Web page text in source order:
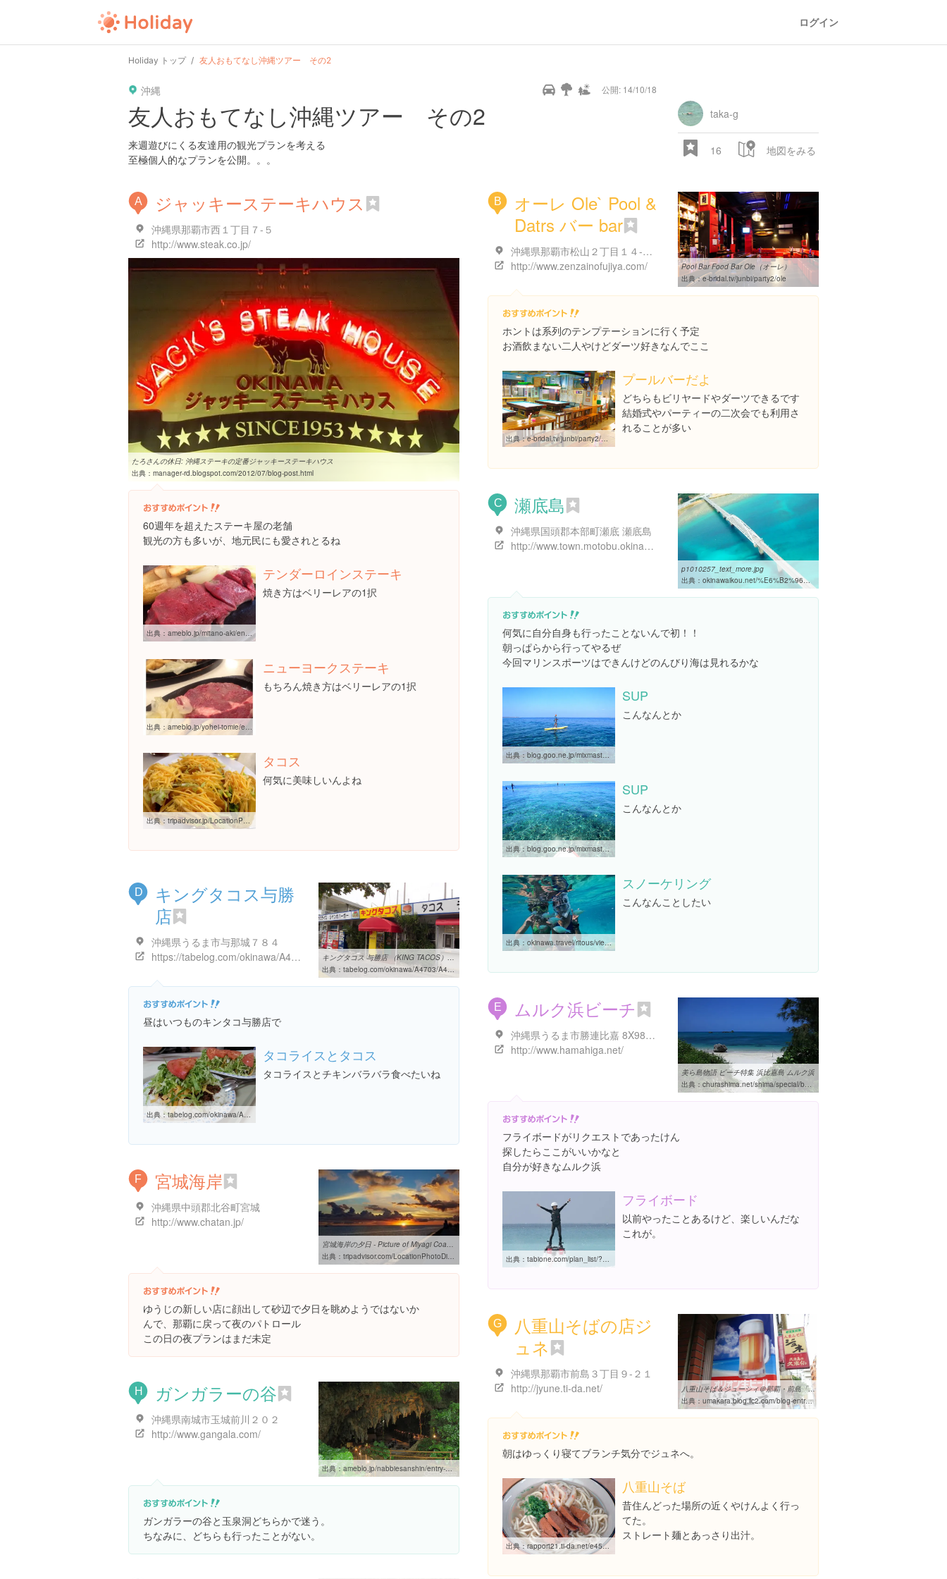
ログイン
Holiday トップ 友人おもてなし沖縄ツアー その2
沖縄 公開: 14/10/18
友人おもてなし沖縄ツアー その2
来週遊びにくる友達用の観光プランを考える
至極個人的なプランを公開。。。
taka-g
16 地図をみる
A ジャッキーステーキハウス
沖縄県那覇市西１丁目７-５
http://www.steak.co.jp/
たろさんの休日: 沖縄ステーキの定番ジャッキーステーキハウス
出典： manager-rd.blogspot.com/2012/07/blog-post.html
60週年を超えたステーキ屋の老舗
観光の方も多いが、地元民にも愛されとるね
出典： ameblo.jp/mitano-aki/entry-11766303250.html
テンダーロインステーキ
焼き方はベリーレアの1択
出典： ameblo.jp/yohei-tomie/entry-11820122707.html
ニューヨークステーキ
もちろん焼き方はベリーレアの1択
出典： tripadvisor.jp/LocationPhotoDirectLink-g298224-d1678834-i104978759-Jakkisutekihausu-Naha_Okinawa_Prefecture_Kyushu_Okinawa.html
タコス
何気に美味しいんよね
B
オーレ Ole` Pool &
Datrs バー bar
沖縄県那覇市松山２丁目１４-１０ 2F
http://www.zenzainofujiya.com/
Pool Bar Food Bar Ole（オーレ）
出典：e-bridal.tv/junbi/party2/ole
ホントは系列のテンプテーションに行く予定
お酒飲まない二人やけどダーツ好きなんでここ
出典：e-bridal.tv/junbi/party2/ole/pool-bar-food-bar-ole.html
プールバーだよ
どちらもビリヤードやダーツできるです
結婚式やパーティーの二次会でも利用さ
れることが多い
C 瀬底島
沖縄県国頭郡本部町瀬底 瀬底島
http://www.town.motobu.okinawa.jp/
p1010257_text_more.jpg
出典： okinawaikou.net/%E6%B2%96%E7%B8%84%E6%97%85%E8%A1%8C%E3%81%AE%E6%BA%96%E5%82%99/%E8%A6%B3%E5%85%89%E3%82%B3%E3%83%BC%E3%82%B9/297
何気に自分自身も行ったことないんで初！！
朝っぱらから行ってやるぜ
今回マリンスポーツはできんけどのんびり海は見れるかな
出典： blog.goo.ne.jp/mixmaster-project/e/88928613f2b019cd14d2645e6cafab70
SUP
こんなんとか
出典：blog.goo.ne.jp/mixmaster-project/e/88928613f2b019cd14d2645e6cafab70
SUP
こんなんとか
出典： okinawa.travel/ritous/view/4225
スノーケリング
こんなんことしたい
D
キングタコス与勝
店
沖縄県うるま市与那城７８４
https://tabelog.com/okinawa/A4703/A470302/47000150/
キングタコス 与勝店 （KING TACOS） - うるま市/メキシコ料理 [食べログ]
出典： tabelog.com/okinawa/A4703/A470302/47000150
昼はいつものキンタコ与勝店で
出典：tabelog.com/okinawa/A4703/A470302/47000150
タコライスとタコス
タコライスとチキンバラバラ食べたいね
E ムルク浜ビーチ
沖縄県うるま市勝連比嘉 8X98+VF
http://www.hamahiga.net/
美ら島物語 ビーチ特集 浜比嘉島 ムルク浜
出典： churashima.net/shima/special/beach/islands/muruku/index.html
フライボードがリクエストであったけん
探したらここがいいかなと
自分が好きなムルク浜
出典： tabione.com/plan_list/?sel_locl=0011&v_action=1&sel_category=0000000240
フライボード
以前やったことあるけど、楽しいんだな
これが。
F 宮城海岸
沖縄県中頭郡北谷町宮城
http://www.chatan.jp/
宮城海岸の夕日 - Picture of Miyagi Coast, Chatan-cho - TripAdvisor
出典： tripadvisor.com/LocationPhotoDirectLink-g1025634-d1373482-i69879048-Miyagi_Coast-Chatan_cho_Nakagami_gun_Okinawa_Prefecture_Kyushu_Okinawa.html
ゆうじの新しい店に顔出して砂辺で夕日を眺めようではないか
んで、那覇に戻って夜のパトロール
この日の夜プランはまだ未定
G
八重山そばの店ジ
ュネ
沖縄県那覇市前島３丁目９-２１
http://jyune.ti-da.net/
八重山そば＆ジューシィ＠那覇・前島「ジュネ」 - うまから手帖◆旨辛 ...
出典： umakara.blog.fc2.com/blog-entry-3944.html
朝はゆっくり寝てブランチ気分でジュネへ。
出典：rapport21.ti-da.net/e4534701.html
八重山そば
昔住んどった場所の近くやけんよく行っ
てた。
ストレート麺とあっさり出汁。
H ガンガラーの谷
沖縄県南城市玉城前川２０２
http://www.gangala.com/
出典：ameblo.jp/nabbiesanshin/entry-10873906708.html
ガンガラーの谷と玉泉洞どちらかで迷う。
ちなみに、どちらも行ったことがない。